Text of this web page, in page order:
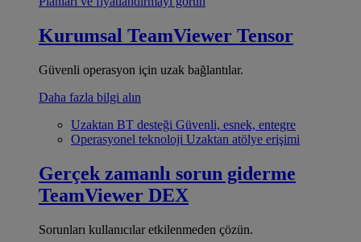
Kurumsal TeamViewer Tensor
Güvenli operasyon için uzak bağlantılar.
Daha fazla bilgi alın
Uzaktan BT desteği Güvenli, esnek, entegre
Operasyonel teknoloji Uzaktan atölye erişimi
Gerçek zamanlı sorun giderme
TeamViewer DEX
Sorunları kullanıcılar etkilenmeden çözün.